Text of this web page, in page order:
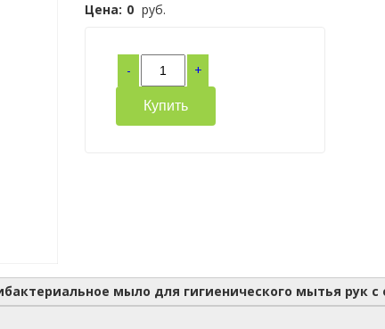
Цена: 0 руб.
- +
Купить
мыло для гигиенического мытья рук